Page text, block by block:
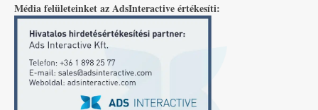
Média felületeinket az AdsInteractive értékesíti: